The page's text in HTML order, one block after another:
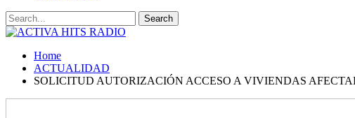
Home
ACTUALIDAD
SOLICITUD AUTORIZACIÓN ACCESO A VIVIENDAS